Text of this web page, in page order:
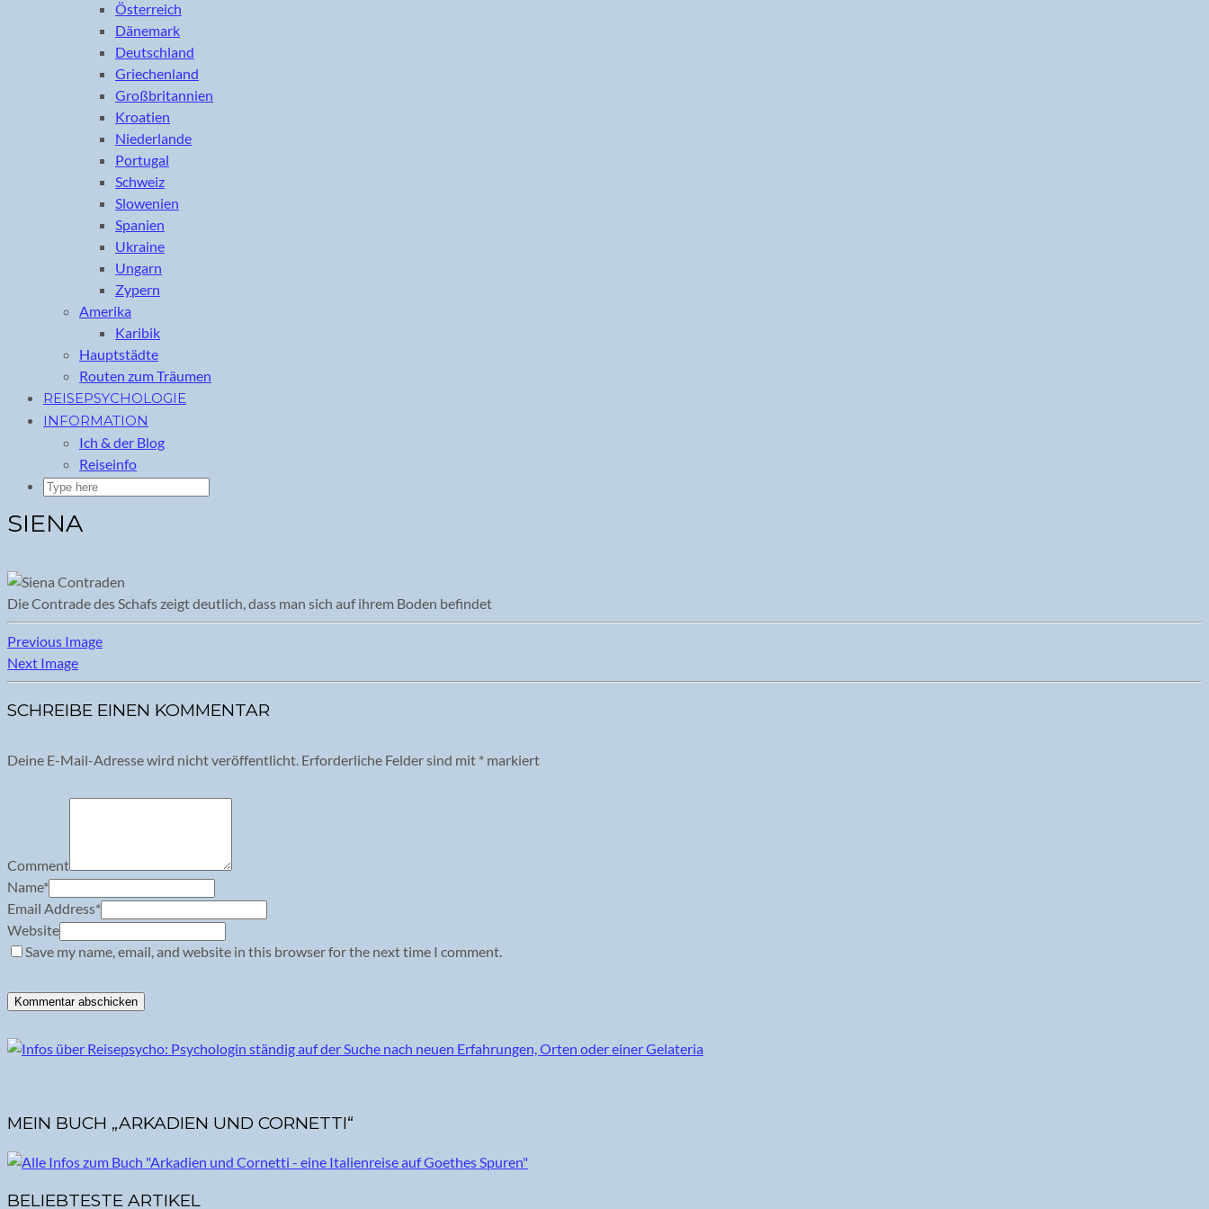
Österreich
Dänemark
Deutschland
Griechenland
Großbritannien
Kroatien
Niederlande
Portugal
Schweiz
Slowenien
Spanien
Ukraine
Ungarn
Zypern
Amerika
Karibik
Hauptstädte
Routen zum Träumen
REISEPSYCHOLOGIE
INFORMATION
Ich & der Blog
Reiseinfo
SIENA
Die Contrade des Schafs zeigt deutlich, dass man sich auf ihrem Boden befindet
Previous Image
Next Image
SCHREIBE EINEN KOMMENTAR
Deine E-Mail-Adresse wird nicht veröffentlicht. Erforderliche Felder sind mit * markiert
Comment
Name*
Email Address*
Website
Save my name, email, and website in this browser for the next time I comment.
MEIN BUCH „ARKADIEN UND CORNETTI“
BELIEBTESTE ARTIKEL